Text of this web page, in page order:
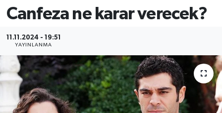
Canfeza ne karar verecek?
11.11.2024 - 19:51
YAYINLANMA
İstanbul Namaz Vakitleri
İstanbul Trafik Yoğunluk Haritası
Süper Lig Puan Durumu ve Fikstür
Tüm Manşetler